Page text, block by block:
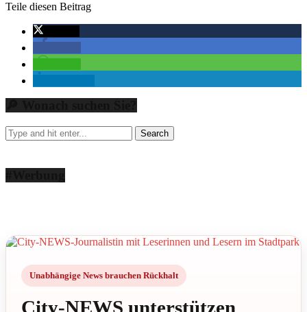
Teile diesen Beitrag
Unabhängige News brauchen Rückhalt
City-NEWS unterstützen